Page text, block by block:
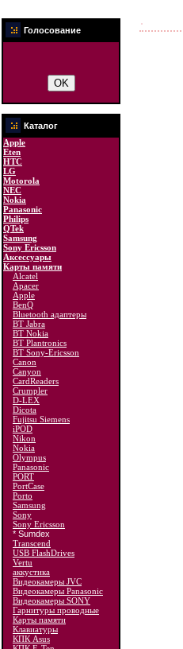
Голосование
Каталог
Apple
Eten
HTC
LG
Motorola
NEC
Nokia
Panasonic
Philips
QTek
Samsung
Sony Ericsson
Аксессуары
Карты памяти
Alcatel
Apacer
Apple
BenQ
Bluetooth адаптеры
BT Jabra
BT Nokia
BT Plantronics
BT Sony-Ericsson
Canon
Canyon
CardReaders
Crumpler
D-LEX
Dicota
Fujitsu Siemens
iPOD
Nikon
Nokia
Olympus
Panasonic
PORT
PortCase
Porto
Samsung
Sony
Sony Ericsson
* Sumdex
Transcend
USB FlashDrives
Vertu
аккустика
Видеокамеры JVC
Видеокамеры Panasonic
Видеокамеры SONY
Гарнитуры проводные
Карты памяти
Клавиатуры
КПК Asus